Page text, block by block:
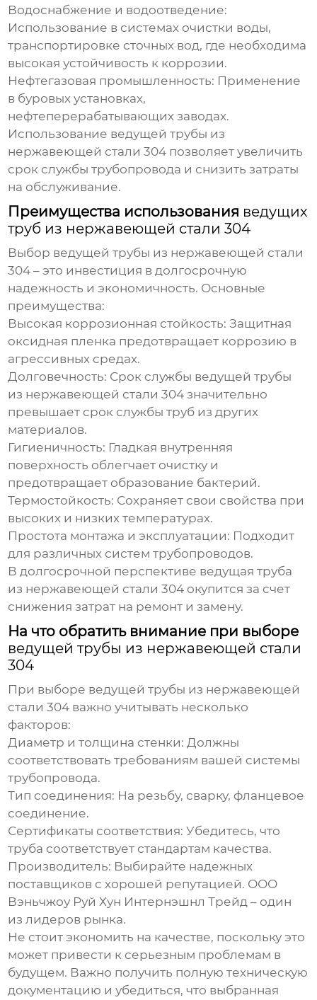
Водоснабжение и водоотведение:
Использование в системах очистки воды,
транспортировке сточных вод, где необходима
высокая устойчивость к коррозии.
Нефтегазовая промышленность: Применение
в буровых установках,
нефтеперерабатывающих заводах.
Использование ведущей трубы из
нержавеющей стали 304 позволяет увеличить
срок службы трубопровода и снизить затраты
на обслуживание.
Преимущества использования ведущих
труб из нержавеющей стали 304
Выбор ведущей трубы из нержавеющей стали
304 – это инвестиция в долгосрочную
надежность и экономичность. Основные
преимущества:
Высокая коррозионная стойкость: Защитная
оксидная пленка предотвращает коррозию в
агрессивных средах.
Долговечность: Срок службы ведущей трубы
из нержавеющей стали 304 значительно
превышает срок службы труб из других
материалов.
Гигиеничность: Гладкая внутренняя
поверхность облегчает очистку и
предотвращает образование бактерий.
Термостойкость: Сохраняет свои свойства при
высоких и низких температурах.
Простота монтажа и эксплуатации: Подходит
для различных систем трубопроводов.
В долгосрочной перспективе ведущая труба
из нержавеющей стали 304 окупится за счет
снижения затрат на ремонт и замену.
На что обратить внимание при выборе
ведущей трубы из нержавеющей стали
304
При выборе ведущей трубы из нержавеющей
стали 304 важно учитывать несколько
факторов:
Диаметр и толщина стенки: Должны
соответствовать требованиям вашей системы
трубопровода.
Тип соединения: На резьбу, сварку, фланцевое
соединение.
Сертификаты соответствия: Убедитесь, что
труба соответствует стандартам качества.
Производитель: Выбирайте надежных
поставщиков с хорошей репутацией. ООО
Вэньчжоу Руй Хун Интернэшнл Трейд – один
из лидеров рынка.
Не стоит экономить на качестве, поскольку это
может привести к серьезным проблемам в
будущем. Важно получить полную техническую
документацию и убедиться, что выбранная